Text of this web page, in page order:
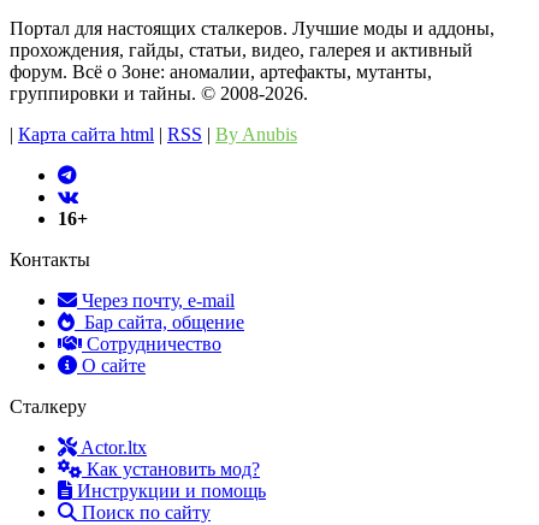
Портал для настоящих сталкеров. Лучшие моды и аддоны,
прохождения, гайды, статьи, видео, галерея и активный
форум. Всё о Зоне: аномалии, артефакты, мутанты,
группировки и тайны. ©️ 2008-2026.
| Карта сайта html | RSS | By Anubis
16+
Контакты
Через почту, e-mail
Бар сайта, общение
Сотрудничество
О сайте
Сталкеру
Actor.ltx
Как установить мод?
Инструкции и помощь
Поиск по сайту